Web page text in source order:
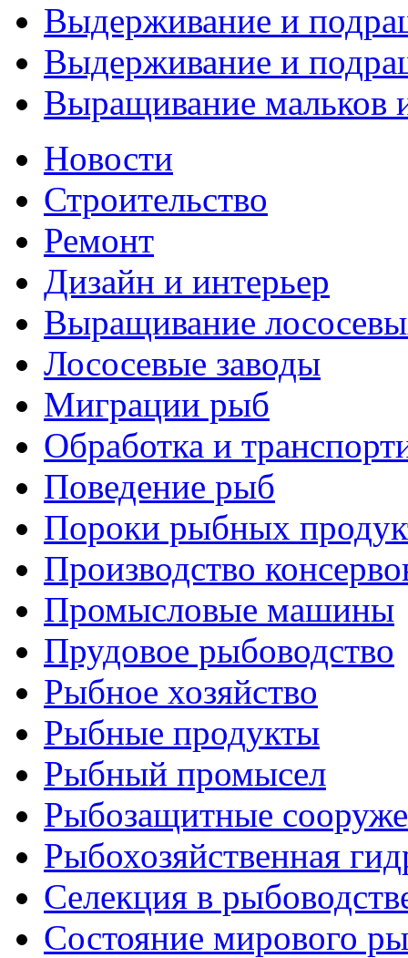
Выдерживание и
Выдерживание и
Выращивание мальков
Новости
Строительство
Ремонт
Дизайн и интерьер
Выращивание
Лососевые заводы
Миграции рыб
Обработка и
Поведение рыб
Пороки рыбных
Производство
Промысловые машины
Прудовое рыбоводство
Рыбное хозяйство
Рыбные продукты
Рыбный промысел
Рыбозащитные
Рыбохозяйственная
Селекция в
Состояние мирового